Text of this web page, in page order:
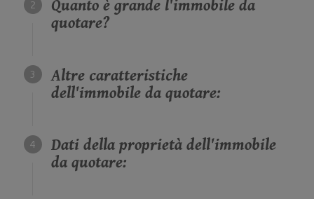
Quanto è grande l'immobile da
quotare?
Altre caratteristiche
dell'immobile da quotare:
Dati della proprietà dell'immobile
da quotare: